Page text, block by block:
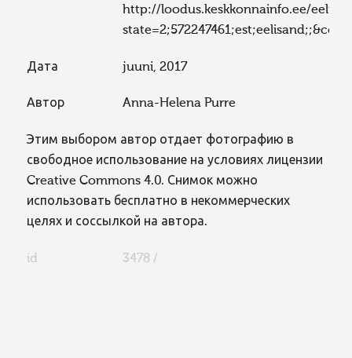
http://loodus.keskkonnainfo.ee/eelis/
Дата juuni, 2017
Автор Anna-Helena Purre
Этим выбором автор отдает фотографию в
свободное использование на условиях лицензии
Creative Commons 4.0. Снимок можно
использовать бесплатно в некоммерческих
целях и соссылкой на автора.
id 3478 /